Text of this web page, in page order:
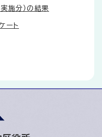
施分）の結果
ート